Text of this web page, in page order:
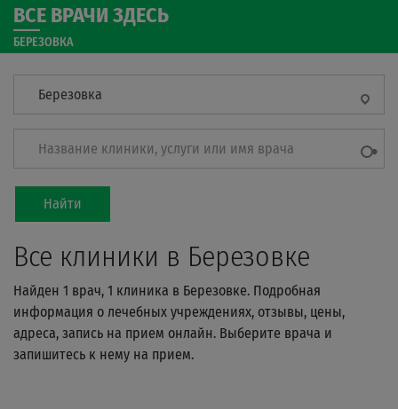
ВСЕ ВРАЧИ ЗДЕСЬ
БЕРЕЗОВКА
Березовка
Название клиники, услуги или имя врача
Найти
Все клиники в Березовке
Найден 1 врач, 1 клиника в Березовке. Подробная
информация о лечебных учреждениях, отзывы, цены,
адреса, запись на прием онлайн. Выберите врача и
запишитесь к нему на прием.